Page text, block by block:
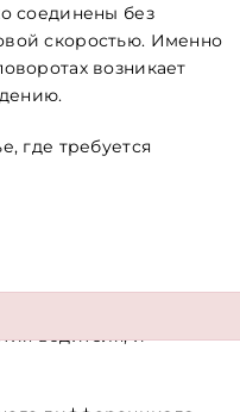
соединены без
скоростью. Именно
возникает
где требуется
а не для
водителя, и